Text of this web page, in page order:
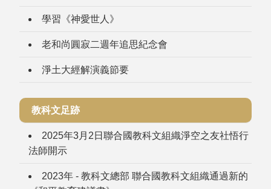
學習《神愛世人》
老和尚圓寂二週年追思紀念會
淨土大經解演義節要
教科文足跡
2025年3月2日聯合國教科文組織淨空之友社悟行
法師開示
2023年 - 教科文總部 聯合國教科文組織通過新的